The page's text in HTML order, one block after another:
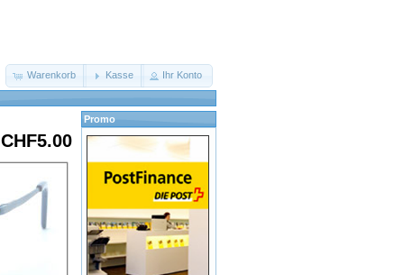
Warenkorb Kasse Ihr Konto
CHF5.00
Promo